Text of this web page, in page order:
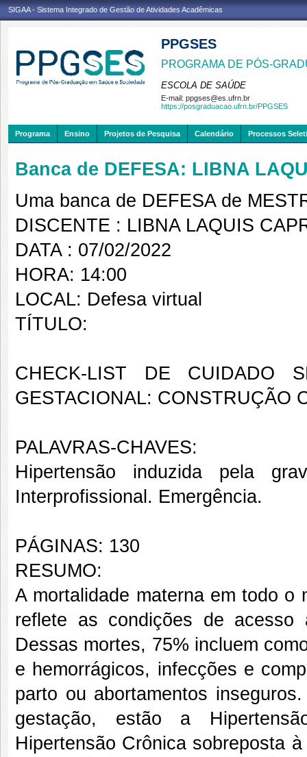
SIGAA - Sistema Integrado de Gestão de Atividades Acadêmicas
PPGSES
PROGRAMA DE PÓS-
ESCOLA DE SAÚDE
E-mail: ppgses@es.ufrn.br
https://posgraduacao.ufrn.br/PPGSES
Programa Ensino Projetos de Pesquisa Calendário Processos
Banca de DEFESA: LIBNA
Uma banca de DEFESA de
DISCENTE : LIBNA LAQUIS
DATA : 07/02/2022
HORA: 14:00
LOCAL: Defesa virtual
TÍTULO:
CHECK-LIST DE CUIDADO
GESTACIONAL: CONSTRUÇÃO
PALAVRAS-CHAVES:
Hipertensão induzida pela
Interprofissional. Emergência.
PÁGINAS: 130
RESUMO:
A mortalidade materna em todo o
reflete as condições de acesso
Dessas mortes, 75% incluem
e hemorrágicos, infecções e
parto ou abortamentos
gestação, estão a
Hipertensão Crônica sobreposta